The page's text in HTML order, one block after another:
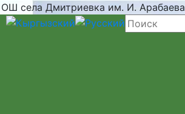
ОШ села Дмитриевка им. И. Арабаева